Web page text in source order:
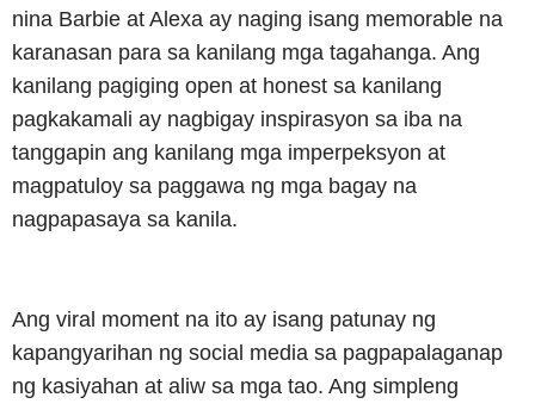
nina Barbie at Alexa ay naging isang memorable na
karanasan para sa kanilang mga tagahanga. Ang
kanilang pagiging open at honest sa kanilang
pagkakamali ay nagbigay inspirasyon sa iba na
tanggapin ang kanilang mga imperpeksyon at
magpatuloy sa paggawa ng mga bagay na
nagpapasaya sa kanila.
Ang viral moment na ito ay isang patunay ng
kapangyarihan ng social media sa pagpapalaganap
ng kasiyahan at aliw sa mga tao. Ang simpleng